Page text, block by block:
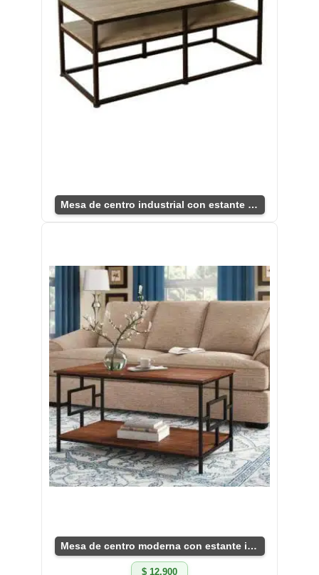
Mesa de centro industrial con estante funcional
Mesa de centro moderna con estante inferior
$ 12.900